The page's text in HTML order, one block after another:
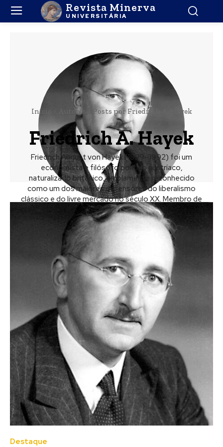
Revista Minerva
UNIVERSITÁRIA
Início Autores Posts por Friedrich A. Hayek
Friedrich A. Hayek
Friedrich August von Hayek (1899–1992) foi um
economista e filósofo político austríaco,
naturalizado britânico, amplamente reconhecido
como um dos maiores defensores do liberalismo
clássico e do livre mercado no século XX. Membro de
destaque da Escola Austríaca de Economia, ele
dividiu o Prémio Nobel de Economia em 1974 com
Gunnar Myrdal devido aos seus trabalhos pioneiros
sobre a teoria da moeda, as flutuações económicas
e a interdependência dos fenómenos sociais.
Destaque